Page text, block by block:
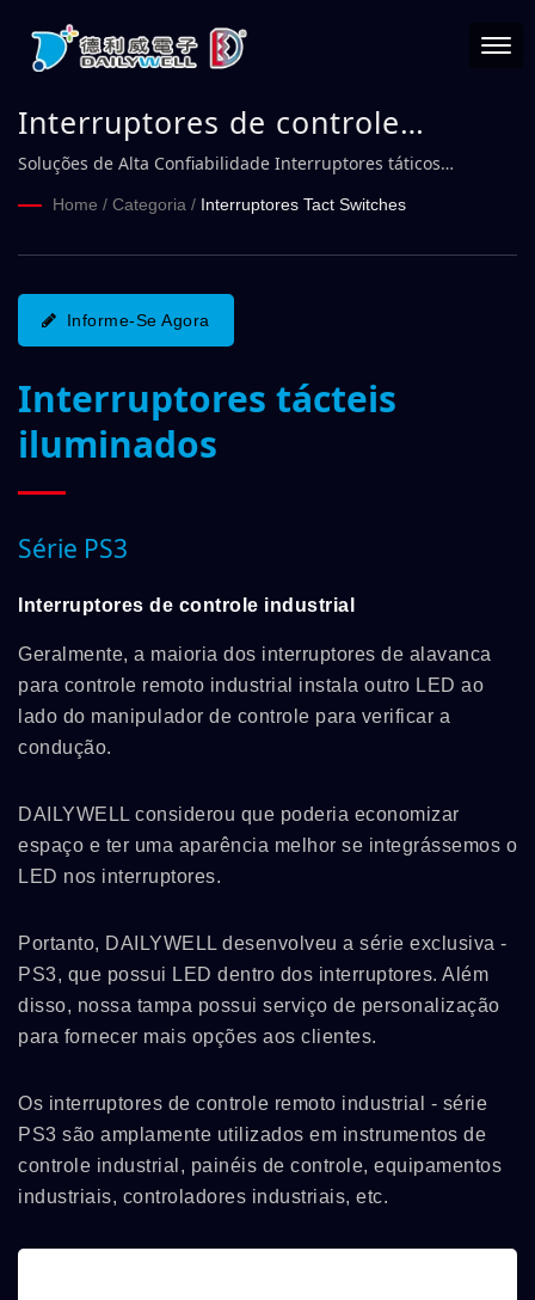
Interruptores de controle
industrial Série PS3 | DAILYWELL
Soluções de Alta Confiabilidade Interruptores táticos
Home / Categoria / Interruptores Tact Switches
Informe-Se Agora
Interruptores tácteis
iluminados
Série PS3
Interruptores de controle industrial
Geralmente, a maioria dos interruptores de alavanca
para controle remoto industrial instala outro LED ao
lado do manipulador de controle para verificar a
condução.
DAILYWELL considerou que poderia economizar
espaço e ter uma aparência melhor se integrássemos o
LED nos interruptores.
Portanto, DAILYWELL desenvolveu a série exclusiva -
PS3, que possui LED dentro dos interruptores. Além
disso, nossa tampa possui serviço de personalização
para fornecer mais opções aos clientes.
Os interruptores de controle remoto industrial - série
PS3 são amplamente utilizados em instrumentos de
controle industrial, painéis de controle, equipamentos
industriais, controladores industriais, etc.